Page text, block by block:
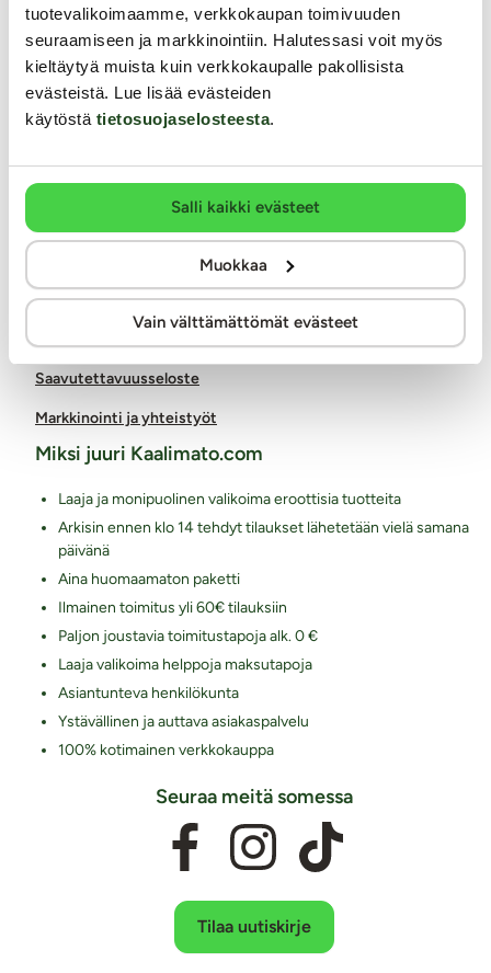
tuotevalikoimaamme, verkkokaupan toimivuuden
seuraamiseen ja markkinointiin. Halutessasi voit myös
kieltäytyä muista kuin verkkokaupalle pakollisista
evästeistä. Lue lisää evästeiden
käytöstä tietosuojaselosteesta.
Salli kaikki evästeet
Muokkaa
Vain välttämättömät evästeet
info@kaalimato.com
Asiakaspalvelu
Palautukset ja hyvitykset
Yksityisyyden suoja / tietosuoja
Saavutettavuusseloste
Markkinointi ja yhteistyöt
Noutopiste ja toimisto
Kaalimato.com
04260 Kerava
Miksi juuri Kaalimato.com
Laaja ja monipuolinen valikoima eroottisia tuotteita
Arkisin ennen klo 14 tehdyt tilaukset lähetetään vielä samana
päivänä
Aina huomaamaton paketti
Ilmainen toimitus yli 60€ tilauksiin
Paljon joustavia toimitustapoja alk. 0 €
Laaja valikoima helppoja maksutapoja
Asiantunteva henkilökunta
Ystävällinen ja auttava asiakaspalvelu
100% kotimainen verkkokauppa
Seuraa meitä somessa
Tilaa uutiskirje